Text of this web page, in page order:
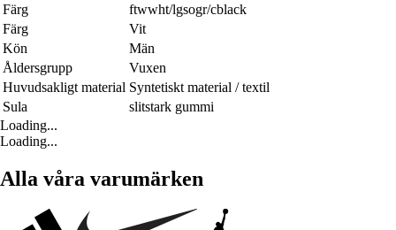
Färg
ftwwht/lgsogr/cblack
Färg
Vit
Kön
Män
Åldersgrupp
Vuxen
Huvudsakligt material Syntetiskt material / textil
Sula
slitstark gummi
Loading...
Loading...
Alla våra varumärken